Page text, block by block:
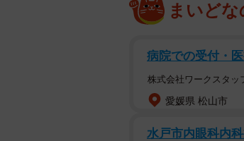
女性は同市で生まれ
まいどな
病院での受付・
株式会社ワークスタッ
愛媛県 松山市
水戸市内眼科内